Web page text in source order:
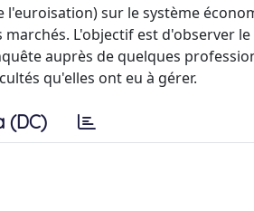
sur le système
L'objectif est d'observer
auprès de quelques
qu'elles ont eu à gérer.
(DC)